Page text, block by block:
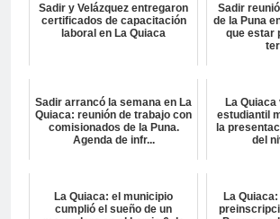
Sadir y Velázquez entregaron
certificados de capacitación
laboral en La Quiaca
Sadir
de la Puna
que estar
Sadir arrancó la semana en La
Quiaca: reunión de trabajo con
comisionados de la Puna.
Agenda de infr...
La Quiaca
estudiantil
la
del
La Quiaca: el municipio
cumplió el sueño de un
La